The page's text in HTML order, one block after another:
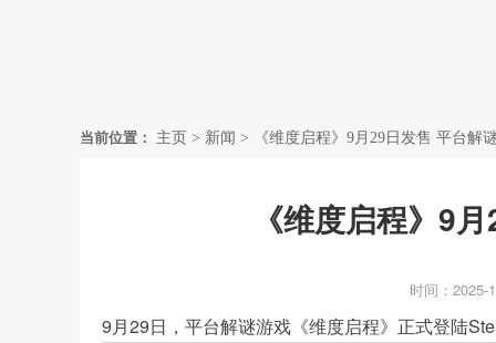
当前位置： 主页 > 新闻 > 《维度启程》9月29日发售 平台解
《维度启程》9
时间：2025-
9月29日，平台解谜游戏《维度启程》正式登陆